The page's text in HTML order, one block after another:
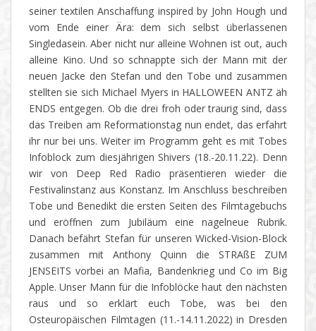
seiner textilen Anschaffung inspired by John Hough und
vom Ende einer Ära: dem sich selbst überlassenen
Singledasein. Aber nicht nur alleine Wohnen ist out, auch
alleine Kino. Und so schnappte sich der Mann mit der
neuen Jacke den Stefan und den Tobe und zusammen
stellten sie sich Michael Myers in HALLOWEEN ANTZ äh
ENDS entgegen. Ob die drei froh oder traurig sind, dass
das Treiben am Reformationstag nun endet, das erfahrt
ihr nur bei uns. Weiter im Programm geht es mit Tobes
Infoblock zum diesjährigen Shivers (18.-20.11.22). Denn
wir von Deep Red Radio präsentieren wieder die
Festivalinstanz aus Konstanz. Im Anschluss beschreiben
Tobe und Benedikt die ersten Seiten des Filmtagebuchs
und eröffnen zum Jubiläum eine nagelneue Rubrik.
Danach befährt Stefan für unseren Wicked-Vision-Block
zusammen mit Anthony Quinn die STRAßE ZUM
JENSEITS vorbei an Mafia, Bandenkrieg und Co im Big
Apple. Unser Mann für die Infoblöcke haut den nächsten
raus und so erklärt euch Tobe, was bei den
Osteuropäischen Filmtagen (11.-14.11.2022) in Dresden